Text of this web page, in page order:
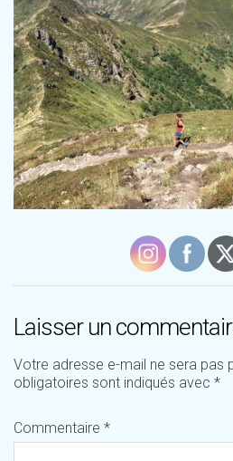
Laisser un
Votre adresse e-mail ne sera pas
obligatoires sont indiqués avec *
Commentaire *